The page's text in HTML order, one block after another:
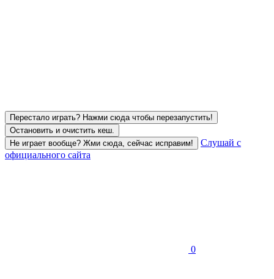
Перестало играть? Нажми сюда чтобы перезапустить!
Остановить и очистить кеш.
Не играет вообще? Жми сюда, сейчас исправим!
Слушай с
официального сайта
0